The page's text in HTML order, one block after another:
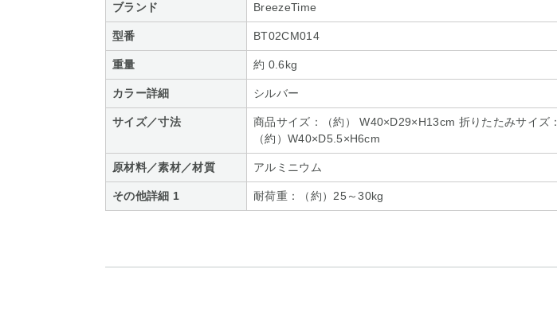
ブランド BreezeTime
型番 BT02CM014
重量 約 0.6kg
カラー詳細 シルバー
サイズ／寸法
商品サイズ：（約） W40×D29×H13cm 折りたたみサイズ：
（約）W40×D5.5×H6cm
原材料／素材／材質 アルミニウム
その他詳細 1 耐荷重：（約）25～30kg